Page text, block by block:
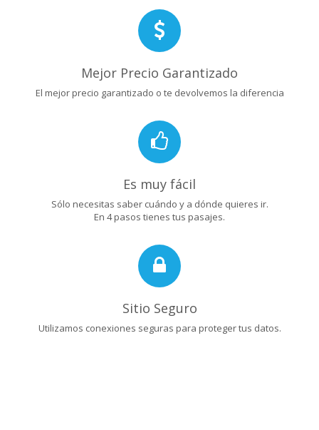
Mejor Precio Garantizado
El mejor precio garantizado o te devolvemos la diferencia
Es muy fácil
Sólo necesitas saber cuándo y a dónde quieres ir.
En 4 pasos tienes tus pasajes.
Sitio Seguro
Utilizamos conexiones seguras para proteger tus datos.